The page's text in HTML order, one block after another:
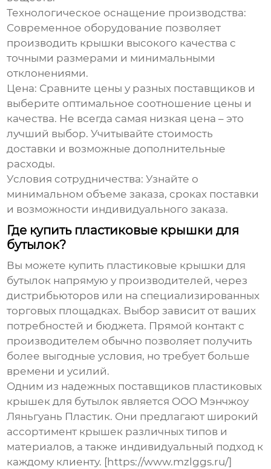
Технологическое оснащение производства:
Современное оборудование позволяет
производить крышки высокого качества с
точными размерами и минимальными
отклонениями.
Цена: Сравните цены у разных поставщиков и
выберите оптимальное соотношение цены и
качества. Не всегда самая низкая цена – это
лучший выбор. Учитывайте стоимость
доставки и возможные дополнительные
расходы.
Условия сотрудничества: Узнайте о
минимальном объеме заказа, сроках поставки
и возможности индивидуального заказа.
Где купить пластиковые крышки для
бутылок?
Вы можете купить пластиковые крышки для
бутылок напрямую у производителей, через
дистрибьюторов или на специализированных
торговых площадках. Выбор зависит от ваших
потребностей и бюджета. Прямой контакт с
производителем обычно позволяет получить
более выгодные условия, но требует больше
времени и усилий.
Одним из надежных поставщиков пластиковых
крышек для бутылок является ООО Мэнчжоу
Ляньгуань Пластик. Они предлагают широкий
ассортимент крышек различных типов и
материалов, а также индивидуальный подход к
каждому клиенту. [https://www.mzlggs.ru/]